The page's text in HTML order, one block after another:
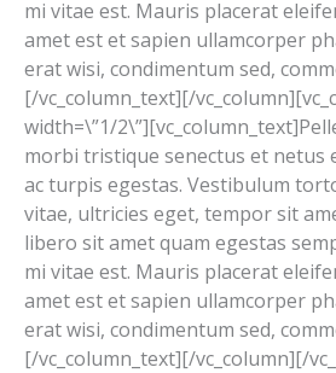
mi vitae est. Mauris placerat
amet est et sapien ullamcorper
erat wisi, condimentum sed,
[/vc_column_text][/
width=\”1/
morbi tristique senectus et netus
ac turpis egestas. Vestibulum
vitae, ultricies eget, tempor sit
libero sit amet quam egestas
mi vitae est. Mauris placerat
amet est et sapien ullamcorper
erat wisi, condimentum sed,
[/vc_column_text][/vc_column][/